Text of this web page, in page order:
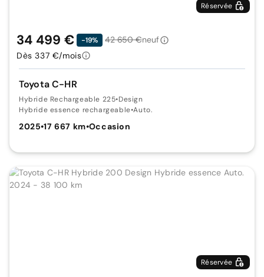
Réservée
Toyota C-HR
Hybride Rechargeable 225•Design
Hybride essence rechargeable•Auto.
2025•17 667 km•Occasion
34 499 € -19% 42 650 €neuf
Dès 337 €/mois
Réservée